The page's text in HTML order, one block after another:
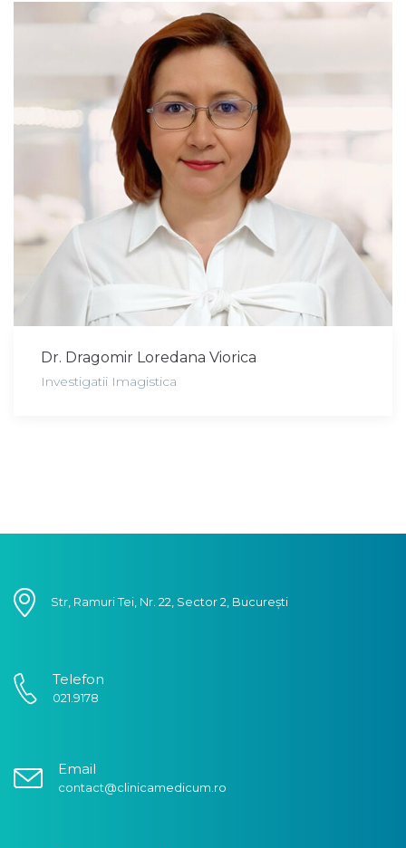
Dr. Dragomir Loredana Viorica
Investigatii Imagistica
Str, Ramuri Tei, Nr. 22, Sector 2, București
Telefon
021.9178
Email
contact@clinicamedicum.ro